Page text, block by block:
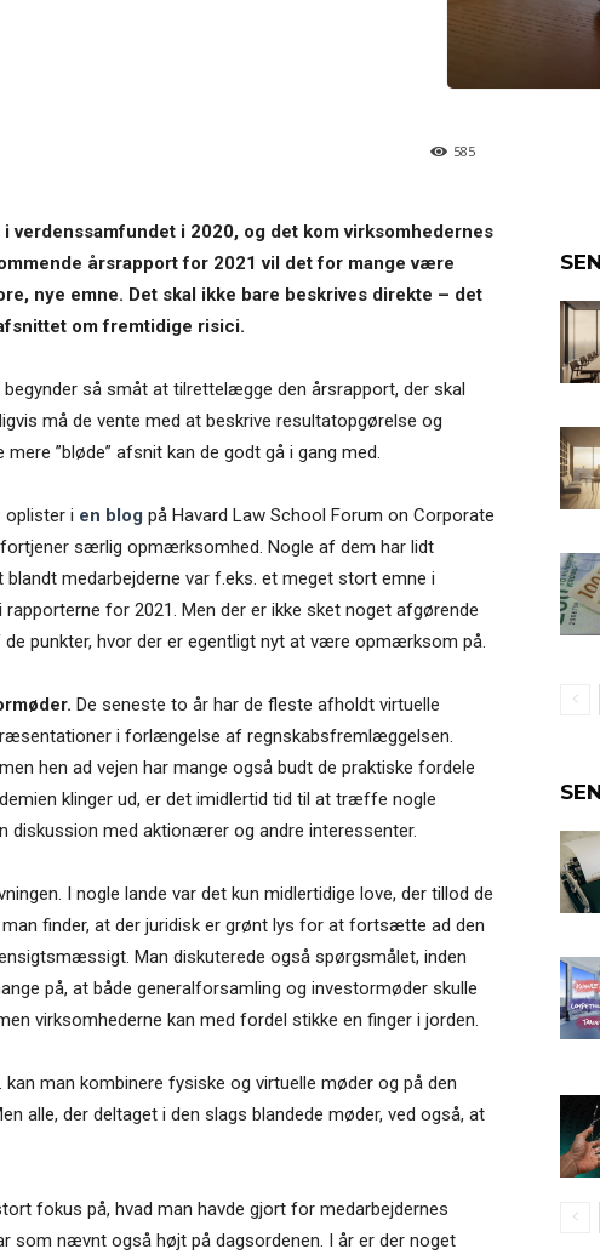
585
verdenssamfundet i 2020, og det kom virksomhedernes
årsrapport for 2021 vil det for mange være
nye emne. Det skal ikke bare beskrives direkte – det
om fremtidige risici.
så småt at tilrettelægge den årsrapport, der skal
må de vente med at beskrive resultatopgørelse og
”bløde” afsnit kan de godt gå i gang med.
oplister i en blog på Havard Law School Forum on Corporate
særlig opmærksomhed. Nogle af dem har lidt
medarbejderne var f.eks. et meget stort emne i
for 2021. Men der er ikke sket noget afgørende
punkter, hvor der er egentligt nyt at være opmærksom på.
De seneste to år har de fleste afholdt virtuelle
i forlængelse af regnskabsfremlæggelsen.
hen ad vejen har mange også budt de praktiske fordele
klinger ud, er det imidlertid tid til at træffe nogle
diskussion med aktionærer og andre interessenter.
I nogle lande var det kun midlertidige love, der tillod de
finder, at der juridisk er grønt lys for at fortsætte ad den
Man diskuterede også spørgsmålet, inden
på, at både generalforsamling og investormøder skulle
virksomhederne kan med fordel stikke en finger i jorden.
man kombinere fysiske og virtuelle møder og på den
alle, der deltaget i den slags blandede møder, ved også, at
fokus på, hvad man havde gjort for medarbejdernes
som nævnt også højt på dagsordenen. I år er der noget